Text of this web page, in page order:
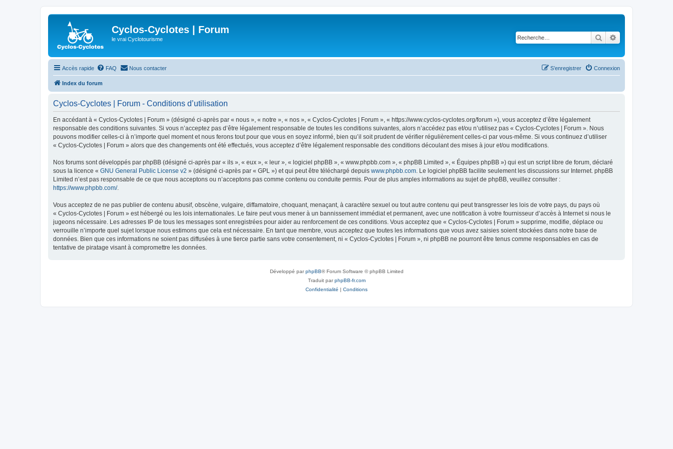
Cyclos-Cyclotes | Forum
le vrai Cyclotourisme Rechercher
Accès rapide FAQ Nous contacter Connexion
S’enregistrer
Index du forum
Cyclos-Cyclotes | Forum - Conditions d’utilisation
En accédant à « Cyclos-Cyclotes | Forum » (désigné ci-après par « nous », « notre », « nos », « Cyclos-Cyclotes | Forum », « https://www.cyclos-cyclotes.org/forum »), vous acceptez d’être légalement
responsable des conditions suivantes. Si vous n’acceptez pas d’être légalement responsable de toutes les conditions suivantes, alors n’accédez pas et/ou n’utilisez pas « Cyclos-Cyclotes | Forum ». Nous
pouvons modifier celles-ci à n’importe quel moment et nous ferons tout pour que vous en soyez informé, bien qu’il soit prudent de vérifier régulièrement celles-ci par vous-même. Si vous continuez d’utiliser
« Cyclos-Cyclotes | Forum » alors que des changements ont été effectués, vous acceptez d’être légalement responsable des conditions découlant des mises à jour et/ou modifications.
Nos forums sont développés par phpBB (désigné ci-après par « ils », « eux », « leur », « logiciel phpBB », « www.phpbb.com », « phpBB Limited », « Équipes phpBB ») qui est un script libre de forum, déclaré
sous la licence « GNU General Public License v2 » (désigné ci-après par « GPL ») et qui peut être téléchargé depuis www.phpbb.com. Le logiciel phpBB facilite seulement les discussions sur Internet. phpBB
Limited n’est pas responsable de ce que nous acceptons ou n’acceptons pas comme contenu ou conduite permis. Pour de plus amples informations au sujet de phpBB, veuillez consulter :
https://www.phpbb.com/.
Vous acceptez de ne pas publier de contenu abusif, obscène, vulgaire, diffamatoire, choquant, menaçant, à caractère sexuel ou tout autre contenu qui peut transgresser les lois de votre pays, du pays où
« Cyclos-Cyclotes | Forum » est hébergé ou les lois internationales. Le faire peut vous mener à un bannissement immédiat et permanent, avec une notification à votre fournisseur d’accès à Internet si nous le
jugeons nécessaire. Les adresses IP de tous les messages sont enregistrées pour aider au renforcement de ces conditions. Vous acceptez que « Cyclos-Cyclotes | Forum » supprime, modifie, déplace ou
verrouille n’importe quel sujet lorsque nous estimons que cela est nécessaire. En tant que membre, vous acceptez que toutes les informations que vous avez saisies soient stockées dans notre base de
données. Bien que ces informations ne soient pas diffusées à une tierce partie sans votre consentement, ni « Cyclos-Cyclotes | Forum », ni phpBB ne pourront être tenus comme responsables en cas de
tentative de piratage visant à compromettre les données.
Développé parphpBB® Forum Software © phpBB Limited
Traduit parphpBB-fr.com
Confidentialité | Conditions